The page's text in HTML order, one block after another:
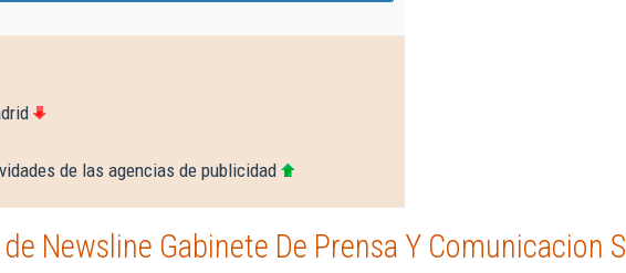
de las agencias de publicidad
Newsline Gabinete De Prensa Y Comunicacion Sl